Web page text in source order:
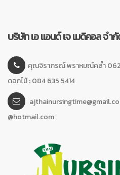
บริษัท เอ แอนด์ เจ เมดิคอล จำ
คุณจิราภรณ์ พราหมณ์คล้ำ
ดอกไม้ : 084 635 5414
@hotmail.com